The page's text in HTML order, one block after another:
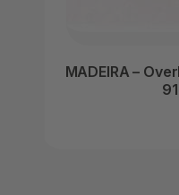
MADEIRA –